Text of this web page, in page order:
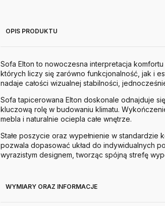
OPIS PRODUKTU
Sofa Elton to nowoczesna interpretacja
których liczy się zarówno funkcjonalność, jak i
nadaje całości wizualnej stabilności,
Sofa tapicerowana Elton doskonale odnajduje
kluczową rolę w budowaniu klimatu.
mebla i naturalnie ociepla całe wnętrze.
Stałe poszycie oraz wypełnienie w
pozwala dopasować układ do indywidualnych
wyrazistym designem, tworząc spójną strefę
WYMIARY ORAZ INFORMACJE